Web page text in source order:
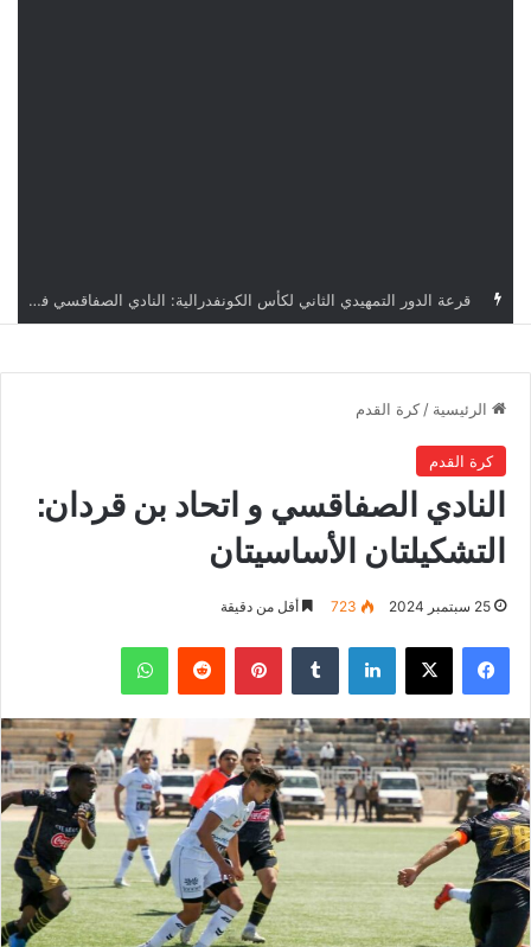
قرعة كأس الكونفدرالية: النادي الصفاقسي يواجه شوتينغ ستارز النيجيري وترجي جرجيس يصطدم بديامبارس السنغالي
الرئيسية / كرة القدم
كرة القدم
النادي الصفاقسي و اتحاد بن قردان:
التشكيلتان الأساسيتان
25 سبتمبر 2024 723 أقل من دقيقة
فيسبوك ‫X لينكدإن بينتيريست واتساب